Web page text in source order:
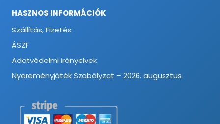
HASZNOS INFORMÁCIÓK
Szállítás, Fizetés
ÁSZF
Adatvédelmi irányelvek
Nyereményjáték Szabályzat – 2026. augusztus